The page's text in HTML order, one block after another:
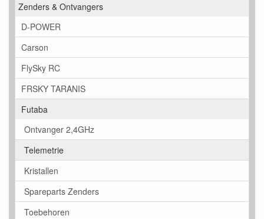
Zenders & Ontvangers
D-POWER
Carson
FlySky RC
FRSKY TARANIS
Futaba
Ontvanger 2,4GHz
Telemetrie
Kristallen
Spareparts Zenders
Toebehoren